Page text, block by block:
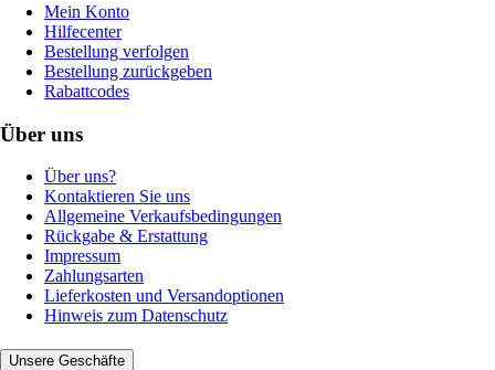
Mein Konto
Hilfecenter
Bestellung verfolgen
Bestellung zurückgeben
Rabattcodes
Über uns
Über uns?
Kontaktieren Sie uns
Allgemeine Verkaufsbedingungen
Rückgabe & Erstattung
Impressum
Zahlungsarten
Lieferkosten und Versandoptionen
Hinweis zum Datenschutz
Unsere Geschäfte